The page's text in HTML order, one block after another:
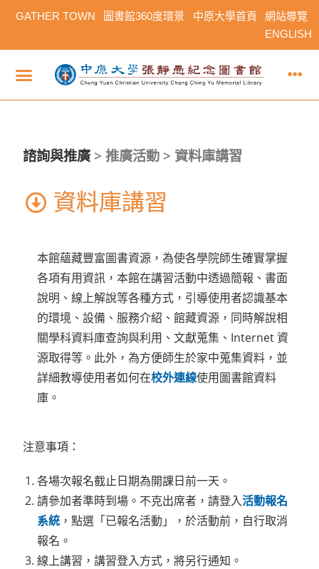
GATHER TOWN 圖書館360度環景 中原大學首頁
網站導覽
ENGLISH
諮詢與推廣 >推廣活動 > 資料庫講習
資料庫講習
本館蘊藏豐富圖書資源，為使各學院師生確實掌握
各項有用資訊，本館在講習活動中透過簡報、書面
說明、線上解說等各種方式，引導使用者認識基本
的環境、設備、服務介紹、館藏資源，同時解說相
關學科資料庫查詢與利用、文獻蒐集、Internet 資
源取得等。此外，為方便師生於家中蒐集資料，並
詳細教導使用者如何在校外連線使用圖書館資料
庫。
注意事項：
各場次報名截止日期為開課日前一天。
請參加者準時到場。不克出席者，請登入活動報名
系統 ，點選「已報名活動」，於活動前，自行取消
報名。
線上講習，講習登入方式，將另行通知。